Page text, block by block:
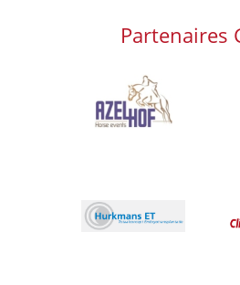
Partenaires
Afbeelding
Afbeelding